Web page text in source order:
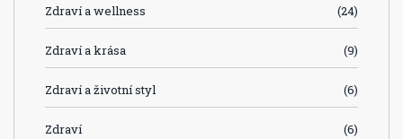
Zdraví a wellness (24)
Zdraví a krása (9)
Zdraví a životní styl (6)
Zdraví (6)